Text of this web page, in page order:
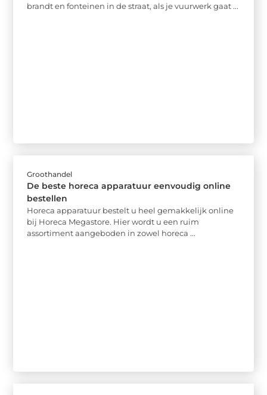
brandt en fonteinen in de straat, als je vuurwerk gaat ...
Groothandel
De beste horeca apparatuur eenvoudig online
bestellen
Horeca apparatuur bestelt u heel gemakkelijk online
bij Horeca Megastore. Hier wordt u een ruim
assortiment aangeboden in zowel horeca ...